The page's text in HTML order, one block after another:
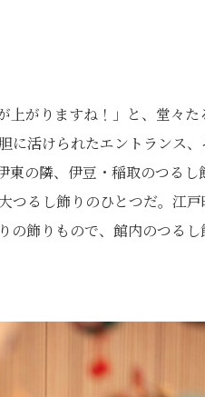
上がりますね！」と、堂々
に活けられたエントランス
東の隣、伊豆・稲取のつるし
つるし飾りのひとつだ。江
の飾りもので、館内のつる